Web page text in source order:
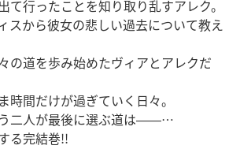
て行ったことを知り取り乱すアレク。
スから彼女の悲しい過去について教え
の道を歩み始めたヴィアとアレクだ
時間だけが過ぎていく日々。
二人が最後に選ぶ道は――…
る完結巻!!